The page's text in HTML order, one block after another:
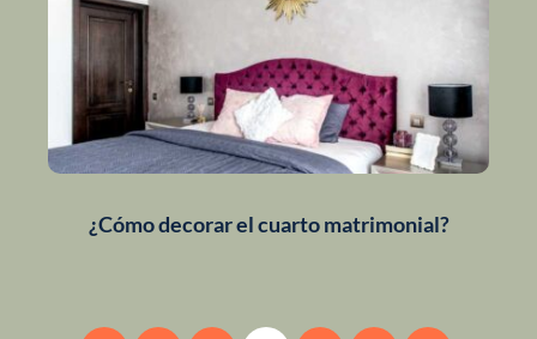
¿Cómo decorar el cuarto matrimonial?